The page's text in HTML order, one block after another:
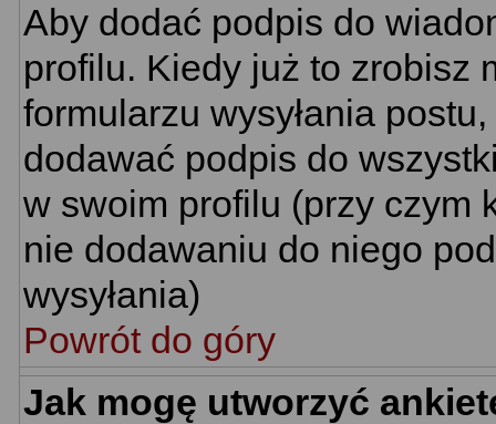
Aby dodać podpis do
profilu. Kiedy już to zrobisz
formularzu wysyłania
dodawać podpis do
w swoim profilu (przy czym
nie dodawaniu do niego
wysyłania)
Powrót do góry
Jak mogę utworzyć